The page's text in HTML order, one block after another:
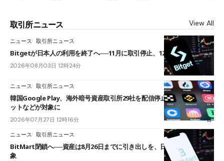
取引所ニュース View All
ニュース 取引所ニュース
Bitgetが日本人の利用を終了へ──11月に取引停止、12月末に強制決済
2026年08月03日 12時24分
ニュース 取引所ニュース
韓国Google Play、海外暗号資産取引所29社を配信停止──OKXやバイビ
ットなどが対象に
2026年07月27日 12時16分
ニュース 取引所ニュース
BitMart閉鎖へ──資産は8月26日までに引き出しを、日本人利用者も対
象